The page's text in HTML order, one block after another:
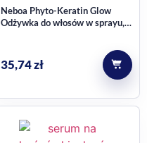
Neboa Phyto-Keratin Glow
Odżywka do włosów w sprayu,
35,74zł